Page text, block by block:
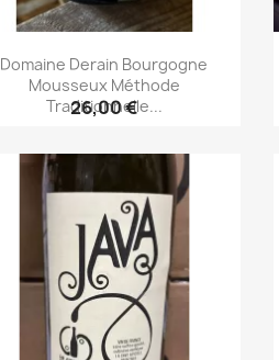
Domaine Derain Bourgogne
Mousseux Méthode
Traditionnelle...
26,00 €
Aperçu rapide